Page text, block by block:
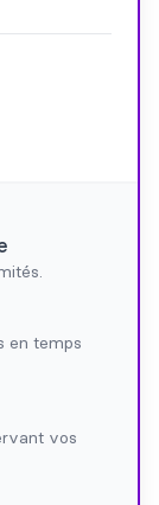
en temps
vos